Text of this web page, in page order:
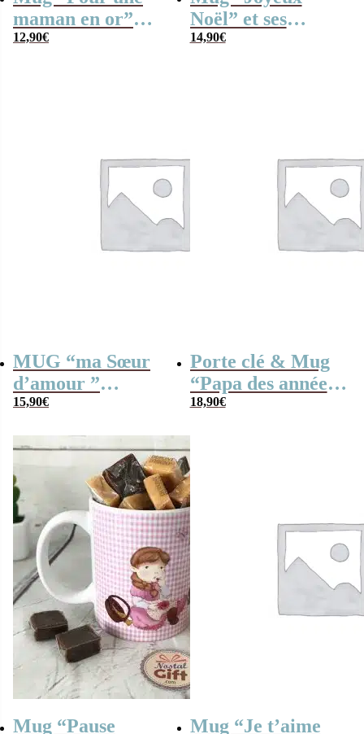
maman en or”
rempli de coeur en
12,90€
Noël” et ses
chocolats rétro
14,90€
MUG “ma Sœur
d’amour ”
bonbons rétro 80 –
15,90€
Porte clé & Mug
“Papa des années
60” rempli de
Cadeau Papa
18,90€
Mug “Pause
Mug “Je t’aime